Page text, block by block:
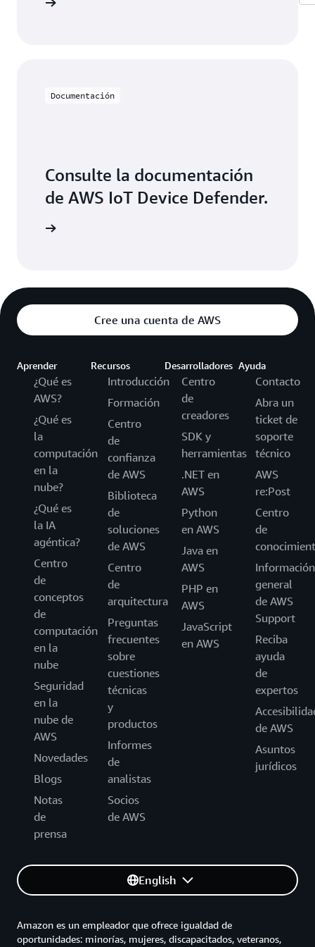
Documentación
Consulte la documentación
de AWS IoT Device Defender.
Cree una cuenta de AWS
Aprender
¿Qué es
AWS?
¿Qué es
la
computación
en la
nube?
¿Qué es
la IA
agéntica?
Centro
de
conceptos
de
computación
en la
nube
Seguridad
en la
nube de
AWS
Novedades
Blogs
Notas
de
prensa
Recursos
Introducción
Formación
Centro
de
confianza
de AWS
Biblioteca
de
soluciones
de AWS
Centro
de
arquitectura
Preguntas
frecuentes
sobre
cuestiones
técnicas
y
productos
Informes
de
analistas
Socios
de AWS
Desarrolladores
Centro
de
creadores
SDK y
herramientas
.NET en
AWS
Python
en AWS
Java en
AWS
PHP en
AWS
JavaScript
en AWS
Ayuda
Contacto
Abra un
ticket de
soporte
técnico
AWS
re:Post
Centro
de
Información
general
de AWS
Support
Reciba
ayuda
de
expertos
de AWS
Asuntos
jurídicos
English
Amazon es un empleador que ofrece igualdad de
oportunidades: minorías, mujeres, discapacitados, veteranos,